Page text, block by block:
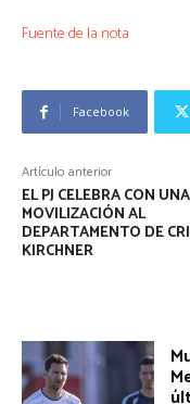
N
a
v
e
g
a
i
ó
Fuente de la nota
Facebook
Artículo anterior
EL PJ CELEBRA CON UNA
MOVILIZACIÓN AL
DEPARTAMENTO DE
KIRCHNER